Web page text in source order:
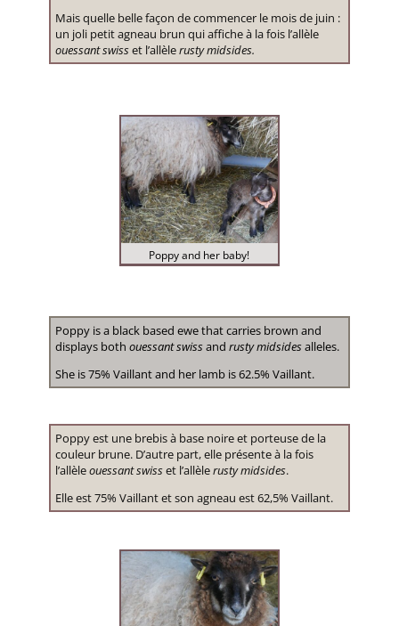
Mais quelle belle façon de commencer le mois de juin :
un joli petit agneau brun qui affiche à la fois l’allèle
ouessant swisset l’allèlerusty midsides.
Poppy and her baby!
Poppy is a black based ewe that carries brown and
displays both ouessant swissand rusty midsidesalleles.
She is 75% Vaillant and her lamb is 62.5% Vaillant.
Poppy est une brebis à base noire et porteuse de la
couleur brune. D’autre part, elle présente à la fois
l’allèleouessant swisset l’allèlerusty midsides.
Elle est 75% Vaillant et son agneau est 62,5% Vaillant.